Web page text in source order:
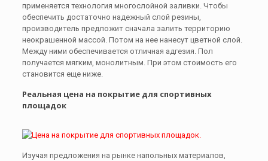
применяется технология многослойной заливки. Чтобы
обеспечить достаточно надежный слой резины,
производитель предложит сначала залить территорию
неокрашенной массой. Потом на нее нанесут цветной слой.
Между ними обеспечивается отличная адгезия. Пол
получается мягким, монолитным. При этом стоимость его
становится еще ниже.
Реальная цена на покрытие для спортивных
площадок
Изучая предложения на рынке напольных материалов,